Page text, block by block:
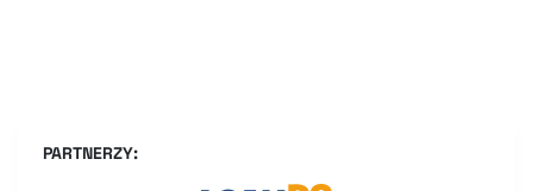
PARTNERZY: